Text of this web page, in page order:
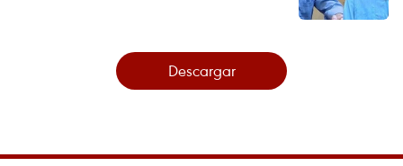
Descargar